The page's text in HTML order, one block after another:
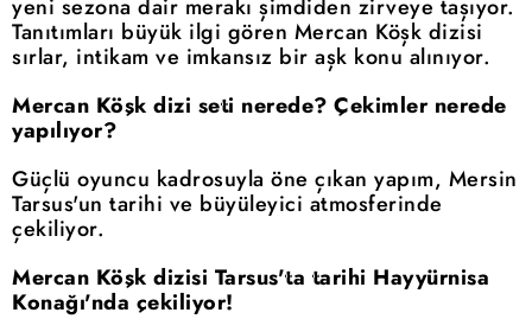
yeni sezona dair merakı şimdiden zirveye taşıyor.
Tanıtımları büyük ilgi gören Mercan Köşk dizisi
sırlar, intikam ve imkansız bir aşk konu alınıyor.
Mercan Köşk dizi seti nerede? Çekimler nerede
yapılıyor?
Güçlü oyuncu kadrosuyla öne çıkan yapım, Mersin
Tarsus'un tarihi ve büyüleyici atmosferinde
çekiliyor.
Mercan Köşk dizisi Tarsus'ta tarihi Hayyürnisa
Konağı'nda çekiliyor!